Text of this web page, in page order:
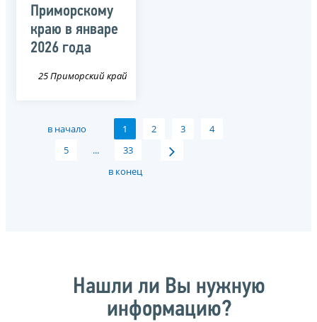
Приморскому
краю в январе
2026 года
25 Приморский край
в начало 1 2 3
4
5
...
33
в конец
Нашли ли Вы нужную
информацию?